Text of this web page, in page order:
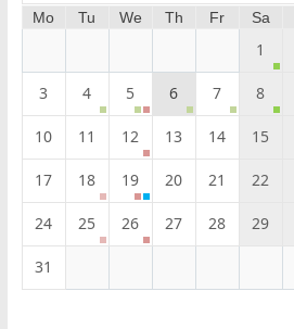
Mo
Tu We Th Fr Sa
1
3 4 5 6 7 8
10 11 12 13 14 15
17 18 19 20 21 22
24 25 26 27 28 29
31